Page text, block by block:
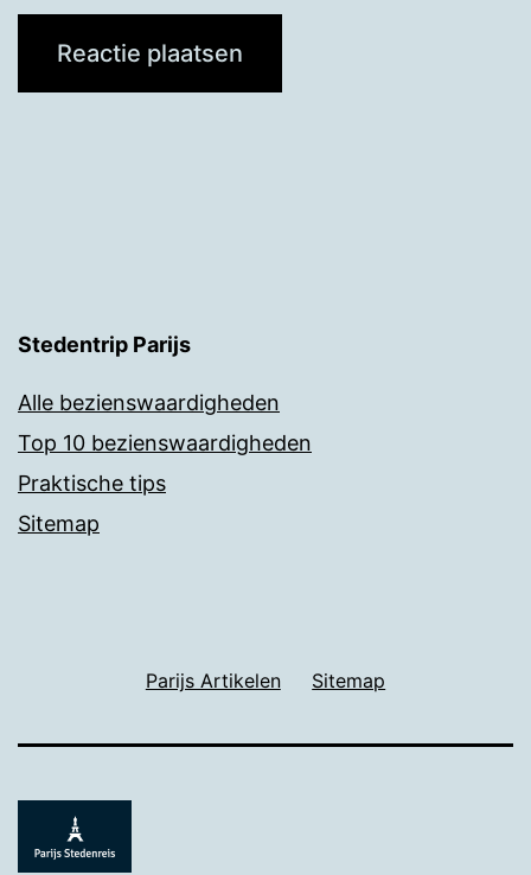
Stedentrip Parijs
Alle bezienswaardigheden
Top 10 bezienswaardigheden
Praktische tips
Sitemap
Parijs Artikelen Sitemap